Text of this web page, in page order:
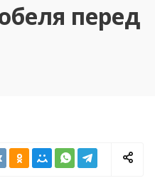
перед